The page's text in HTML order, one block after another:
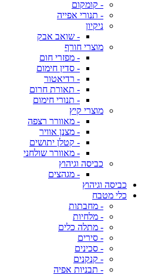
- קומקום
- תנורי אפייה
ניקיון
- שואב אבק
מוצרי חורף
- מפזרי חום
- סדין חימום
- רדיאטור
- תאורת חרום
- תנורי חימום
מוצרי קיץ
- מאוורר רצפה
- מצנן אוויר
- קטלן יתושים
- מאוורר שולחני
כביסה וגיהוץ
- מגהצים
כביסה וגיהוץ
כלי מטבח
- מחבתות
- מלחיות
- מתלה כלים
- סירים
- סכינים
- קנקנים
- תבניות אפיה